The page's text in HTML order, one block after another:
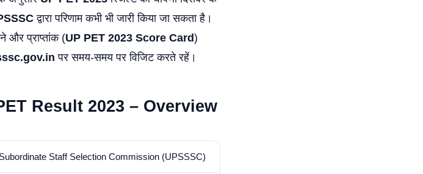
द्वारा परिणाम कभी भी जारी किया जा सकता है।
और प्राप्तांक (UP PET 2023 Score Card)
पर समय-समय पर विजिट करते रहें।
Result 2023 – Overview
Staff Selection Commission (UPSSSC)